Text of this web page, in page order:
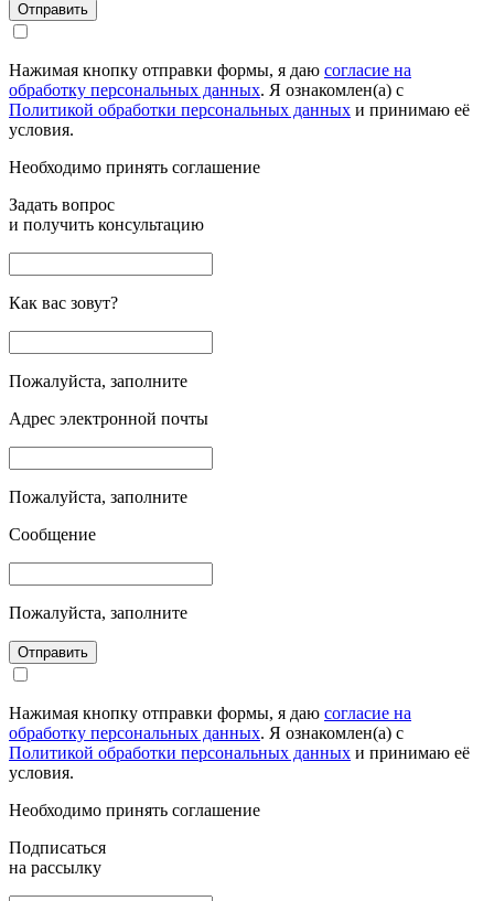
Отправить
Нажимая кнопку отправки формы, я даю согласие на
обработку персональных данных. Я ознакомлен(а) с
Политикой обработки персональных данных и принимаю её
условия.
Необходимо принять соглашение
Задать вопрос
и получить консультацию
Как вас зовут?
Пожалуйста, заполните
Адрес электронной почты
Пожалуйста, заполните
Сообщение
Пожалуйста, заполните
Отправить
Нажимая кнопку отправки формы, я даю согласие на
обработку персональных данных. Я ознакомлен(а) с
Политикой обработки персональных данных и принимаю её
условия.
Необходимо принять соглашение
Подписаться
на рассылку